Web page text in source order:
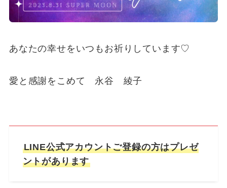
あなたの幸せをいつもお祈りしています♡
愛と感謝をこめて 永谷 綾子
LINE公式アカウントご登録の方はプレゼ
ントがあります